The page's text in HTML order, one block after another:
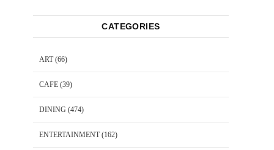
CATEGORIES
ART(66)
CAFE (39)
DINING (474)
ENTERTAINMENT(162)